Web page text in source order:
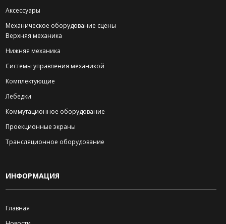
Аксессуары
Механическое оборудование сцены
Верхняя механика
Нижняя механика
Системы управления механикой
Комплектующие
Лебедки
Коммутационное оборудование
Проекционные экраны
Трансляционное оборудование
ИНФОРМАЦИЯ
Главная